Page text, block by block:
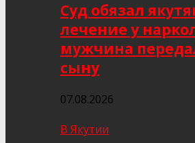
Суд обязал
лечение у
мужчина
сыну
07.08.2026
В Якутии